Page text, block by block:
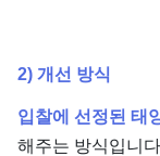
2) 개선 방식
입찰에 선정된 태
해주는 방식입니